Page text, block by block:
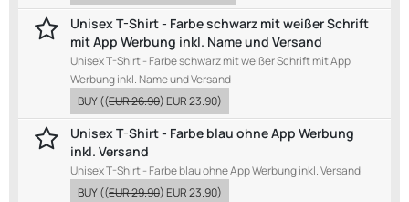
Unisex T-Shirt - Farbe schwarz mit weißer Schrift
mit App Werbung inkl. Name und Versand
Unisex T-Shirt - Farbe schwarz mit weißer Schrift mit App
Werbung inkl. Name und Versand
BUY((EUR 26.90)EUR 23.90)
Unisex T-Shirt - Farbe blau ohne App Werbung
inkl. Versand
Unisex T-Shirt - Farbe blau ohne App Werbung inkl. Versand
BUY((EUR 29.90)EUR 23.90)